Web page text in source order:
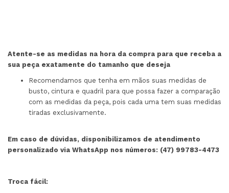
Atente-se as medidas na hora da compra para que receba a
sua peça exatamente do tamanho que deseja
Recomendamos que tenha em mãos suas medidas de
busto, cintura e quadril para que possa fazer a comparação
com as medidas da peça, pois cada uma tem suas medidas
tiradas exclusivamente.
Em caso de dúvidas, disponibilizamos de atendimento
personalizado via WhatsApp nos números: (47) 99783-4473
Troca fácil: